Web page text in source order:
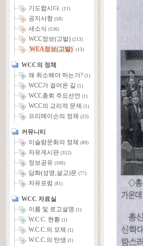
기도합시다. (11)
공지사항 (58)
새소식 (136)
WCC정보(고발) (213)
WEA정보(고발) (13)
WCC의 정체
왜 취소해야 하는가? (1)
WCC가 걸어온 길 (1)
WCC총회 주요선언 (1)
WCC의 교리적 문제 (1)
프리메이슨의 정체 (23)
커뮤니티
이슬람문화의 정체
(89)
자유게시판 (352)
정보공유 (100)
담화(성명,설교)문 (77)
자유포럼 (81)
WCC 자료실
이름 및 로고설명 (1)
W.C.C. 현황 (1)
W.C.C.의 모체 (1)
W.C.C.의 탄생 (1)